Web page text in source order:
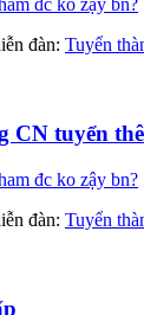
đc ko zậy bn?
đàn: Tuyển
CN tuyển
đc ko zậy bn?
đàn: Tuyển